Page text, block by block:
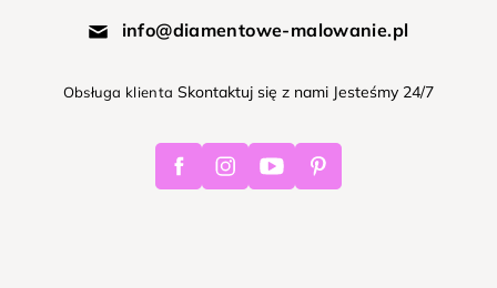
info@diamentowe-malowanie.pl
Obsługa klienta Skontaktuj się z nami Jesteśmy 24/7
FacebookInstagramYoutube Pinterest